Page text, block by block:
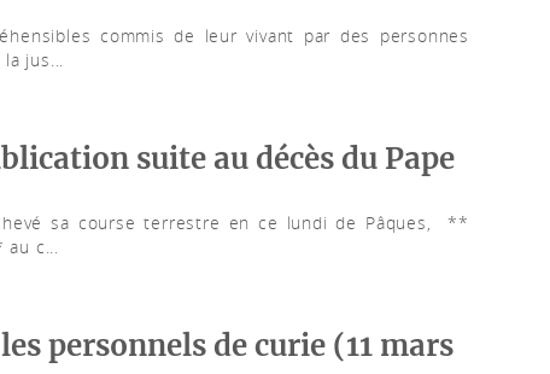
commis de leur vivant par des personnes
jus...
suite au décès du Pape
sa course terrestre en ce lundi de Pâques, **
au c...
personnels de curie (11 mars